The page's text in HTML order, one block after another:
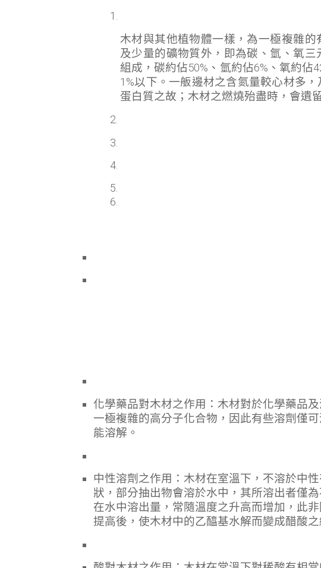
木材與其他植物體一樣，為一極複雜
及少量的礦物質外，即為碳、氫、氧
組成，碳約佔50%、氫約佔6%、氧約佔
1%以下。一舨邊材之含氮量較心材多
蛋白質之故；木材之燃燒殆盡時，會遺
化學藥品對木材之作用：木材對於化學藥品
一極複雜的高分子化合物，因此有些溶劑僅
能溶解。
中性溶劑之作用：木材在室溫下，不溶於中
狀，部分抽出物會溶於水中，其所溶出者僅
在水中溶出量，常隨溫度之升高而增加，此
提高後，使木材中的乙醯基水解而變成醋酸之